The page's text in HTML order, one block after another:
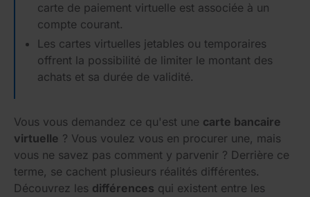
carte de paiement virtuelle est associée à un
compte courant.
Les cartes virtuelles jetables ou temporaires
offrent la possibilité de limiter le montant des
achats et sa durée de validité.
Vous vous demandez ce qu'est une carte bancaire
virtuelle ? Vous voulez vous en procurer une, mais
vous ne savez pas comment y parvenir ? Derrière ce
terme, se cachent plusieurs réalités différentes.
Découvrez les différences qui existent entre les